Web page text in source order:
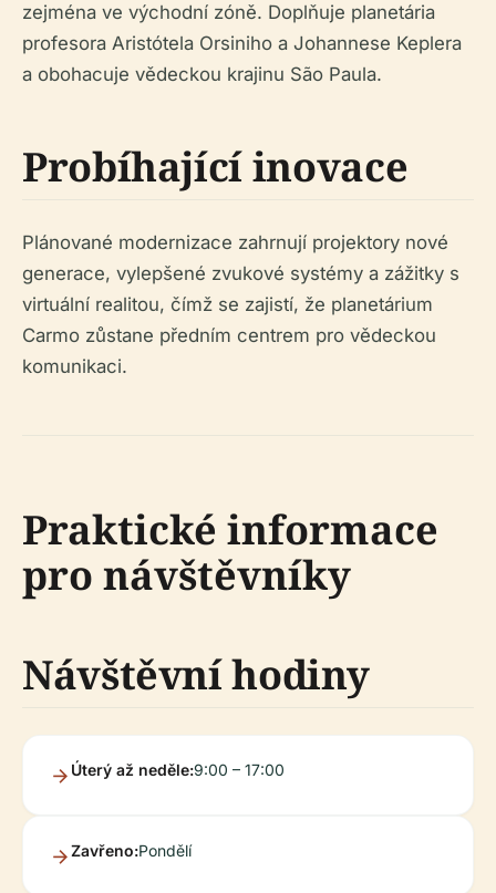
zejména ve východní zóně. Doplňuje planetária
profesora Aristótela Orsiniho a Johannese Keplera
a obohacuje vědeckou krajinu São Paula.
Probíhající inovace
Plánované modernizace zahrnují projektory nové
generace, vylepšené zvukové systémy a zážitky s
virtuální realitou, čímž se zajistí, že planetárium
Carmo zůstane předním centrem pro vědeckou
komunikaci.
Praktické informace
pro návštěvníky
Návštěvní hodiny
Úterý až neděle:9:00 – 17:00
Zavřeno:Pondělí